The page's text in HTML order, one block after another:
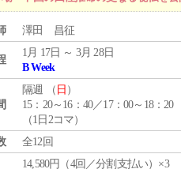
澤田 昌征
1月 17日 ～ 3月 28日
B Week
隔週 （ 日 ）
15：20～16：40／17：00～18：20
（1日2コマ）
全12回
14,580円（4回／分割支払い）×3